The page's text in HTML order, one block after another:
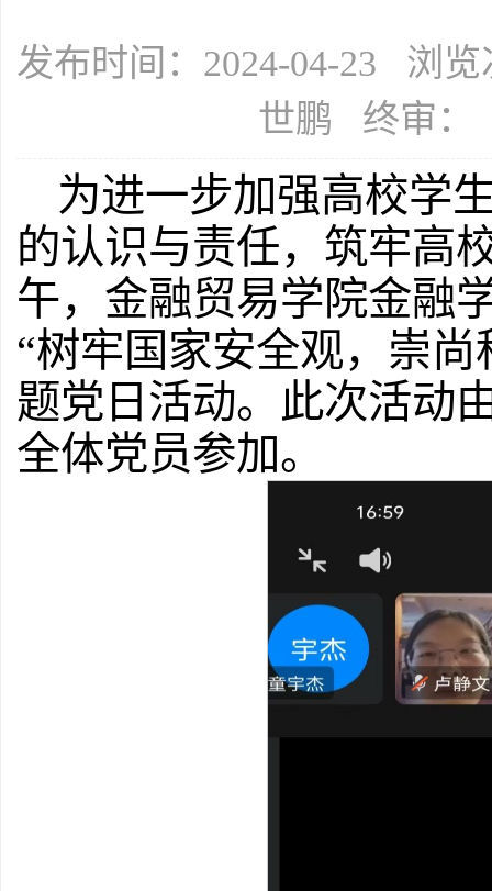
发布时间：2024-04-23 浏览
世鹏 终审：
为进一步加强高校学
的认识与责任，筑牢高
午，金融贸易学院金融
“树牢国家安全观，崇
题党日活动。此次活动
全体党员参加。